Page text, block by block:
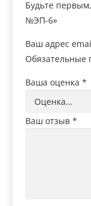
Будьте
№ЭП-6»
Ваш адрес
Обязательные
Ваша оценка *
Ваш отзыв *